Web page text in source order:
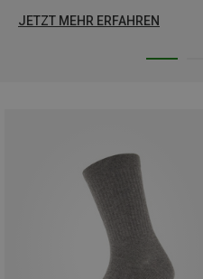
JETZT MEHR ERFAHREN